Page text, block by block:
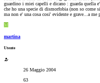
guardino i miei capelli e dicano : guarda quella
che ho una specie di dismorfobia (non so
ma non e' una cosa cosi' evidente e grave...a me
M
martina
Utente
26 Maggio 2004
63